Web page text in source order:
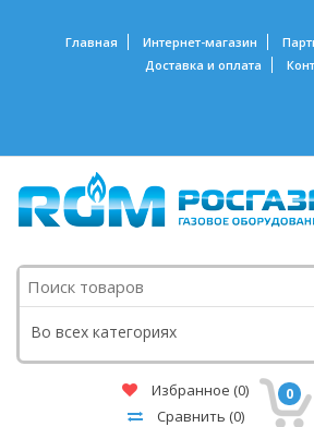
Главная Интернет-магазин
Доставка и оплата
Поиск
Во всех категориях
Избранное (0)
Сравнить (0)
0